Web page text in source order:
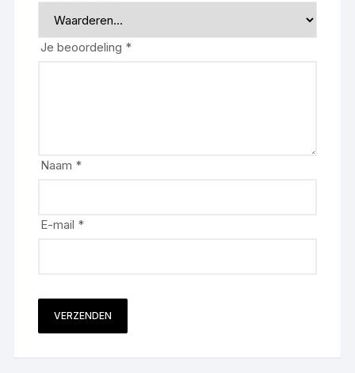
Je beoordeling *
Naam *
E-mail *